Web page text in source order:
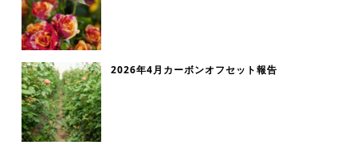
2026年4月カーボンオフセット報告